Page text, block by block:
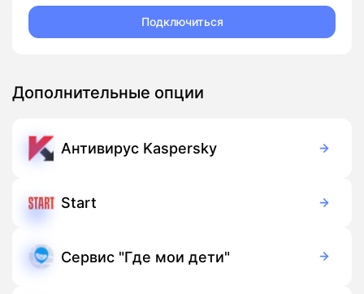
Подключиться
Дополнительные опции
Антивирус Kaspersky
Start
Сервис "Где мои дети"